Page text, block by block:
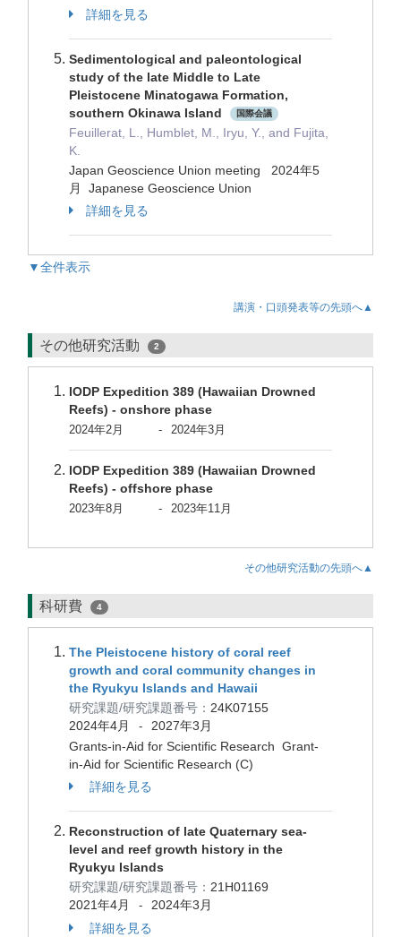
詳細を見る
Sedimentological and paleontological
study of the late Middle to Late
Pleistocene Minatogawa Formation,
southern Okinawa Island
国際会議
Feuillerat, L., Humblet, M., Iryu, Y., and Fujita,
K.
Japan Geoscience Union meeting 2024年5
月 Japanese Geoscience Union
詳細を見る
▼全件表示
講演・口頭発表等の先頭へ▲
その他研究活動 2
IODP Expedition 389 (Hawaiian Drowned
Reefs) - onshore phase
2024年2月 - 2024年3月
IODP Expedition 389 (Hawaiian Drowned
Reefs) - offshore phase
2023年8月 - 2023年11月
その他研究活動の先頭へ▲
科研費 4
The Pleistocene history of coral reef
growth and coral community changes in
the Ryukyu Islands and Hawaii
研究課題/研究課題番号： 24K07155
2024年4月
-
2027年3月
Grants-in-Aid for Scientific Research Grant-
in-Aid for Scientific Research (C)
詳細を見る
Reconstruction of late Quaternary sea-
level and reef growth history in the
Ryukyu Islands
研究課題/研究課題番号： 21H01169
2021年4月
-
2024年3月
詳細を見る